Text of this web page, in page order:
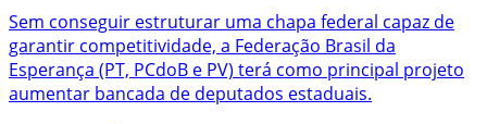
Sem conseguir estruturar uma chapa federal capaz de
garantir competitividade, a Federação Brasil da
Esperança (PT, PCdoB e PV) terá como principal projeto
aumentar bancada de deputados estaduais.